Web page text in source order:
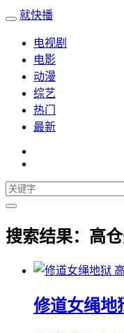
就快播
电视剧
电影
动漫
综艺
热门
最新
搜索结果： 高
修道女绳地